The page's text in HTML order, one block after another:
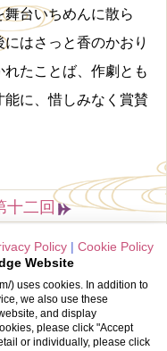
台いちめんに散ら
はさっと香のかおり
たことば、作劇とも
に、惜しみなく賞賛
十二回
ー
rights reserved.
Policy
Cookie Policy
Website
) uses cookies. In addition to
we also use these
and display
please click "Accept
or individually, please click